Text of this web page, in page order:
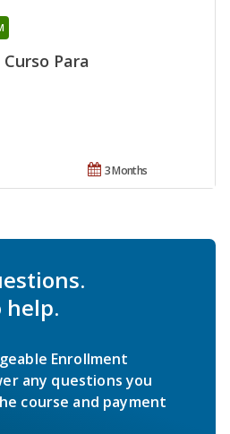
Para
3 Months
help.
Enrollment
any questions you
course and payment